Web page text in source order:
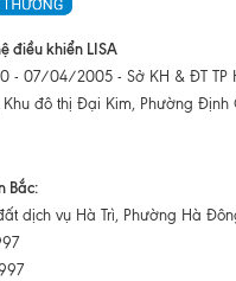
điều khiển LISA
- 07/04/2005 - Sở KH & ĐT TP
đô thị Đại Kim, Phường Định
Bắc:
dịch vụ Hà Trì, Phường Hà
9997